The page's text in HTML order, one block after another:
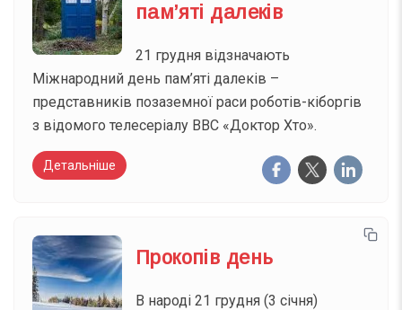
пам’яті далеків
21 грудня відзначають
Міжнародний день пам’яті далеків –
представників позаземної раси роботів-кіборгів
з відомого телесеріалу BBC «Доктор Хто».
Детальніше
Прокопів день
В народі 21 грудня (3 січня)